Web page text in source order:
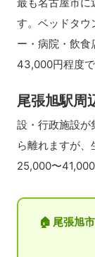
す。ベッドタウ
ー・病院・飲食
43,000円程度で
尾張旭駅周
設・行政施設が
ら離れますが
25,000〜
🏠 尾張旭